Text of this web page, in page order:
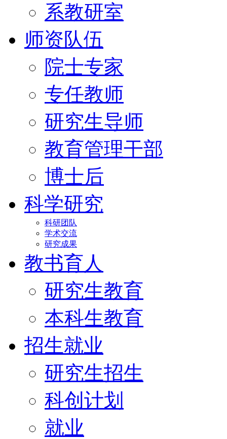
系教研室
师资队伍
院士专家
专任教师
研究生导师
教育管理干部
博士后
科学研究
科研团队
学术交流
研究成果
教书育人
研究生教育
本科生教育
招生就业
研究生招生
科创计划
就业